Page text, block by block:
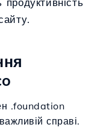
.foundation
справі.